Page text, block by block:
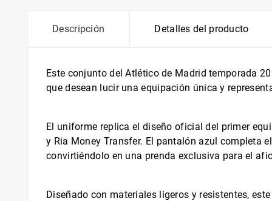
Descripción Detalles del producto
Este conjunto del Atlético de Madrid temporada
que desean lucir una equipación única y
El uniforme replica el diseño oficial del primer
y Ria Money Transfer. El pantalón azul completa
convirtiéndolo en una prenda exclusiva para el
Diseñado con materiales ligeros y resistentes,